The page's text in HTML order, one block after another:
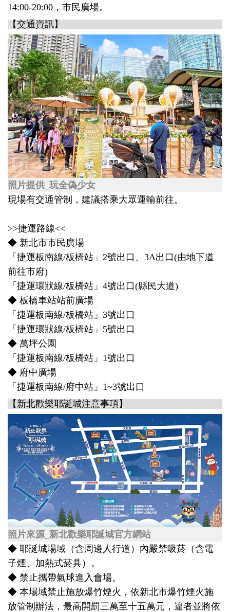
14:00-20:00，市民廣場。
【交通資訊】
照片提供_玩全偽少女
現場有交通管制，建議搭乘大眾運輸前往。
>>捷運路線<<
◆ 新北市市民廣場
「捷運板南線/板橋站」2號出口、3A出口(由地下道
前往市府)
「捷運環狀線/板橋站」4號出口(縣民大道)
◆ 板橋車站站前廣場
「捷運板南線/板橋站」3號出口
「捷運環狀線/板橋站」5號出口
◆ 萬坪公園
「捷運板南線/板橋站」1號出口
◆ 府中廣場
「捷運板南線/府中站」1~3號出口
【新北歡樂耶誕城注意事項】
照片來源_新北歡樂耶誕城官方網站
◆ 耶誕城場域（含周邊人行道）內嚴禁吸菸（含電
子煙、加熱式菸具）。
◆ 禁止攜帶氣球進入會場。
◆ 本場域禁止施放爆竹煙火，依新北市爆竹煙火施
放管制辦法，最高開罰三萬至十五萬元，違者並將依